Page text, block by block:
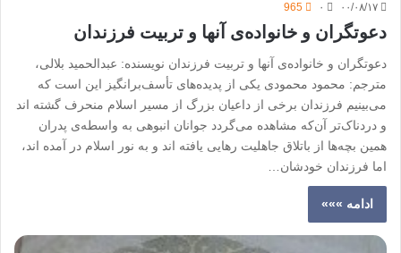
۰۰/۰۸/۱۷ ۰ 965
دعوتگران و خانواده‌ی آنها و تربیت فرزندان
دعوتگران و خانواده‌ی آنها و تربیت فرزندان نویسنده: عبدالحمید بلالی،
مترجم: محمود محمودی یکی از پدیده‌های تأسف‌برانگیز این است که
می‌بینیم فرزندان برخی از داعیان بزرگ از مسیر اسلام منحرف گشته اند
و دردناک‌تر آن‌که مشاهده می‌گردد جوانان انبوهی به واسطه‌ی پدران
همین بچه‌ها از باتلاق جاهلیت رهایی یافته اند و به نور اسلام در آمده اند،
اما فرزندان خودشان…
ادامه »»»